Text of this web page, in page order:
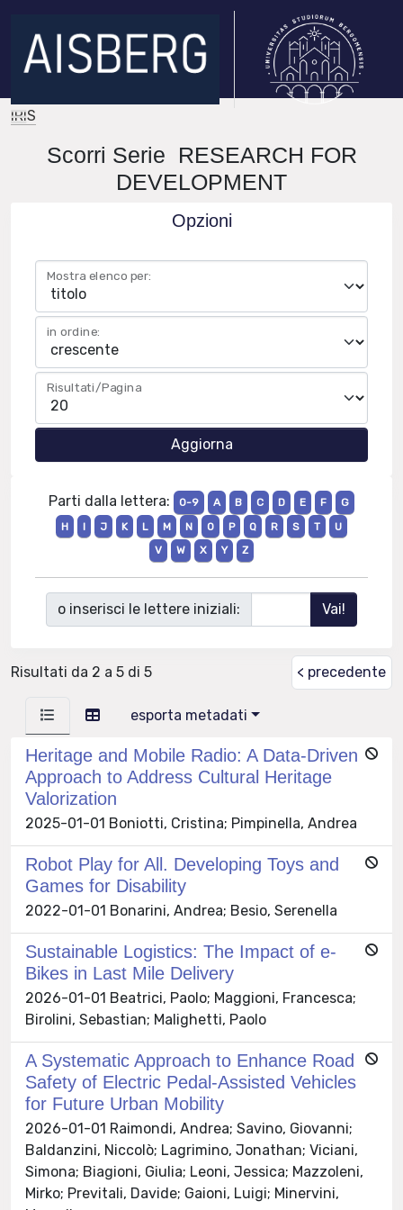
IRIS
Scorri Serie RESEARCH FOR
DEVELOPMENT
Opzioni
Mostra elenco per:
in ordine:
Risultati/Pagina
Parti dalla lettera: 0-9 A B C D E F
G
H
I J K L M N O P Q R S T
U
V
W X Y Z
o inserisci le lettere iniziali:
Risultati da 2 a 5 di 5 < precedente
esporta metadati
Heritage and Mobile Radio: A Data-Driven
Approach to Address Cultural Heritage
Valorization
2025-01-01 Boniotti, Cristina; Pimpinella, Andrea
Robot Play for All. Developing Toys and
Games for Disability
2022-01-01 Bonarini, Andrea; Besio, Serenella
Sustainable Logistics: The Impact of e-
Bikes in Last Mile Delivery
2026-01-01 Beatrici, Paolo; Maggioni, Francesca;
Birolini, Sebastian; Malighetti, Paolo
A Systematic Approach to Enhance Road
Safety of Electric Pedal-Assisted Vehicles
for Future Urban Mobility
2026-01-01 Raimondi, Andrea; Savino, Giovanni;
Baldanzini, Niccolò; Lagrimino, Jonathan; Viciani,
Simona; Biagioni, Giulia; Leoni, Jessica; Mazzoleni,
Mirko; Previtali, Davide; Gaioni, Luigi; Minervini,